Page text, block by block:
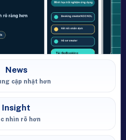
News
cập nhật hơn
Insight
nhìn rõ hơn